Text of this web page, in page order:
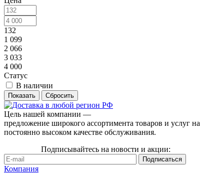
132
1 099
2 066
3 033
4 000
Статус
В наличии
Сбросить
Цель нашей компании —
предложение широкого ассортимента товаров и услуг на
постоянно высоком качестве обслуживания.
Подписывайтесь на новости и акции:
Компания